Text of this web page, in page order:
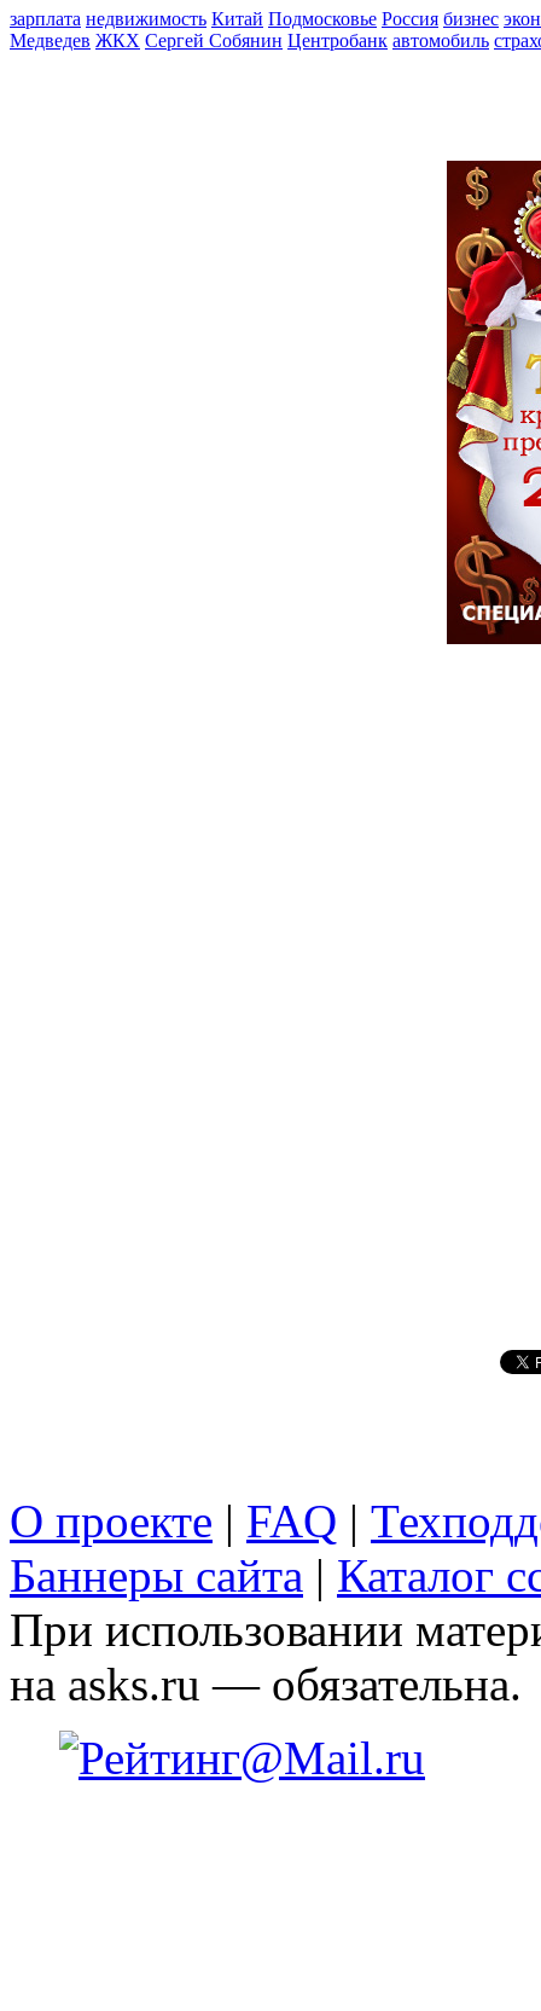
зарплата недвижимость Китай Подмосковье Россия бизнес
Медведев ЖКХ Сергей Собянин Центробанк автомобиль
О проекте | FAQ |
Баннеры сайта | Каталог
При использовании
на asks.ru — обязательна.